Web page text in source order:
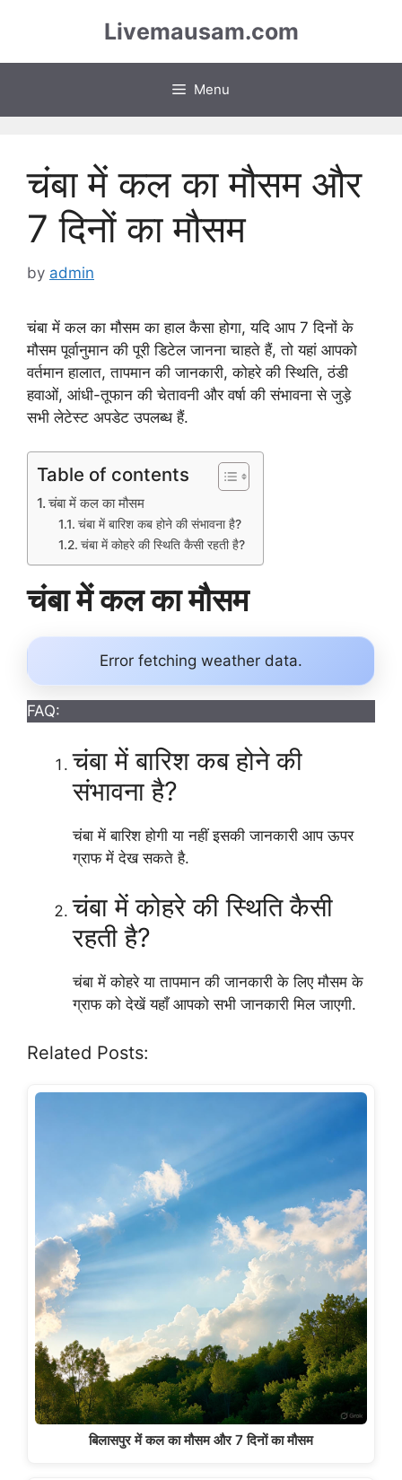
Livemausam.com
Menu
चंबा में कल का मौसम और
7 दिनों का मौसम
by admin
चंबा में कल का मौसम का हाल कैसा होगा, यदि आप 7 दिनों के
मौसम पूर्वानुमान की पूरी डिटेल जानना चाहते हैं, तो यहां आपको
वर्तमान हालात, तापमान की जानकारी, कोहरे की स्थिति, ठंडी
हवाओं, आंधी-तूफान की चेतावनी और वर्षा की संभावना से जुड़े
सभी लेटेस्ट अपडेट उपलब्ध हैं.
Table of contents
चंबा में कल का मौसम
चंबा में बारिश कब होने की संभावना है?
चंबा में कोहरे की स्थिति कैसी रहती है?
चंबा में कल का मौसम
Error fetching weather data.
FAQ:
चंबा में बारिश कब होने की
संभावना है?
चंबा में बारिश होगी या नहीं इसकी जानकारी आप ऊपर
ग्राफ में देख सकते है.
चंबा में कोहरे की स्थिति कैसी
रहती है?
चंबा में कोहरे या तापमान की जानकारी के लिए मौसम के
ग्राफ को देखें यहाँ आपको सभी जानकारी मिल जाएगी.
Related Posts:
बिलासपुर में कल का मौसम और 7 दिनों का मौसम